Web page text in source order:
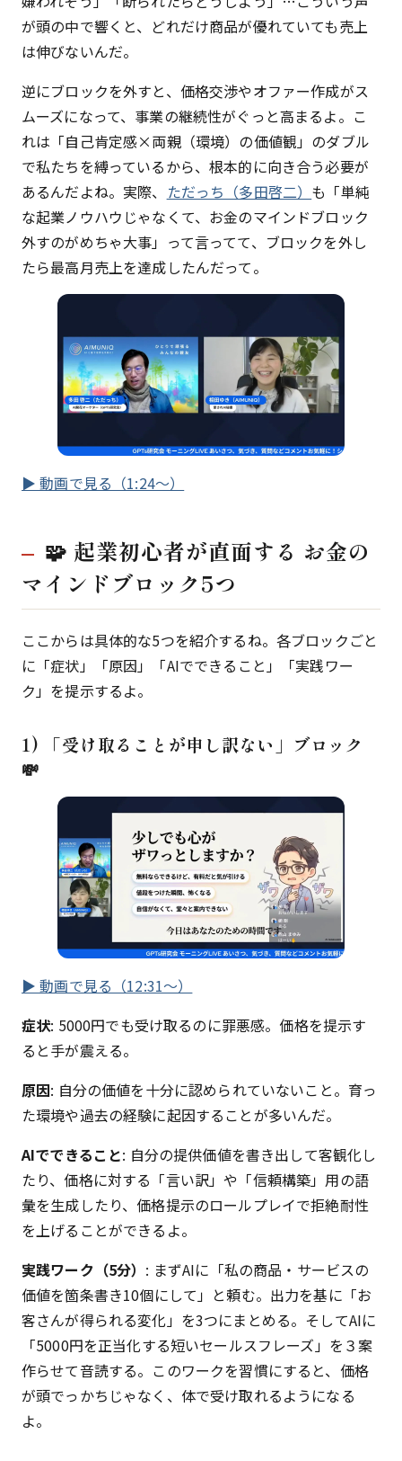
が頭の中で響くと、どれだけ商品が優れていても売上
は伸びないんだ。
逆にブロックを外すと、価格交渉やオファー作成がス
ムーズになって、事業の継続性がぐっと高まるよ。こ
れは「自己肯定感×両親（環境）の価値観」のダブル
で私たちを縛っているから、根本的に向き合う必要が
あるんだよね。実際、 ただっち（多田啓二） も「単純
な起業ノウハウじゃなくて、お金のマインドブロック
外すのがめちゃ大事」って言ってて、ブロックを外し
たら最高月売上を達成したんだって。
▶ 動画で見る（1:24〜）
🧩 起業初心者が直面する お金の
マインドブロック5つ
ここからは具体的な5つを紹介するね。各ブロックごと
に「症状」「原因」「AIでできること」「実践ワー
ク」を提示するよ。
1) 「受け取ることが申し訳ない」ブロック
💸
▶ 動画で見る（12:31〜）
症状: 5000円でも受け取るのに罪悪感。価格を提示す
ると手が震える。
原因: 自分の価値を十分に認められていないこと。育っ
た環境や過去の経験に起因することが多いんだ。
AIでできること: 自分の提供価値を書き出して客観化し
たり、価格に対する「言い訳」や「信頼構築」用の語
彙を生成したり、価格提示のロールプレイで拒絶耐性
を上げることができるよ。
実践ワーク（5分） : まずAIに「私の商品・サービスの
価値を箇条書き10個にして」と頼む。出力を基に「お
客さんが得られる変化」を3つにまとめる。そしてAIに
「5000円を正当化する短いセールスフレーズ」を３案
作らせて音読する。このワークを習慣にすると、価格
が頭でっかちじゃなく、体で受け取れるようになる
よ。